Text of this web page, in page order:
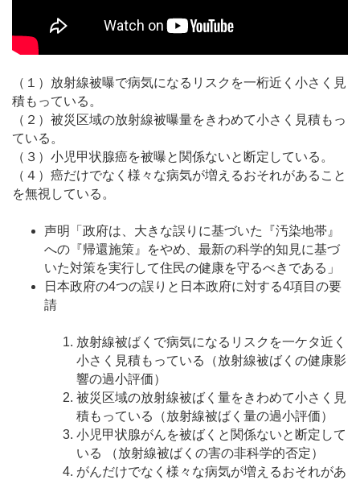
（１）放射線被曝で病気になるリスクを一桁近く小さく見
積もっている。
（２）被災区域の放射線被曝量をきわめて小さく見積もっ
ている。
（３）小児甲状腺癌を被曝と関係ないと断定している。
（４）癌だけでなく様々な病気が増えるおそれがあること
を無視している。
声明「政府は、大きな誤りに基づいた『汚染地帯』
への『帰還施策』をやめ、最新の科学的知見に基づ
いた対策を実行して住民の健康を守るべきである」
日本政府の4つの誤りと日本政府に対する4項目の要
請
放射線被ばくで病気になるリスクを一ケタ近く
小さく見積もっている（放射線被ばくの健康影
響の過小評価）
被災区域の放射線被ばく量をきわめて小さく見
積もっている（放射線被ばく量の過小評価）
小児甲状腺がんを被ばくと関係ないと断定して
いる （放射線被ばくの害の非科学的否定）
がんだけでなく様々な病気が増えるおそれがあ